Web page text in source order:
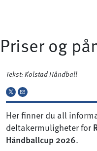
Priser og
Tekst: Kolstad Håndball
Her finner du all
deltakermuligheter for
Håndballcup 2026.